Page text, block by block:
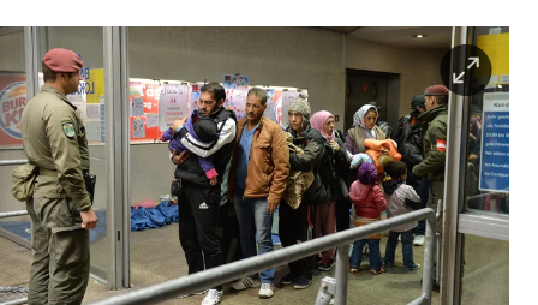
sport
berlin
nord
wahrheit
verlag
verlag